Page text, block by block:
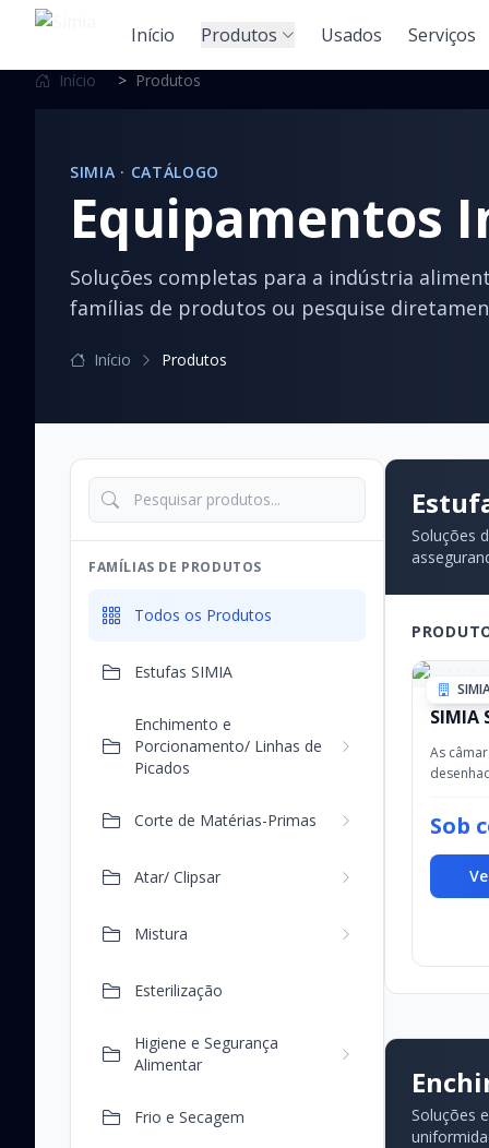
Início Produtos Usados Serviços
Início > Produtos
SIMIA · CATÁLOGO
Equipamentos
Soluções completas para a indústria
famílias de produtos ou pesquise
Início Produtos
FAMÍLIAS DE PRODUTOS
Todos os Produtos
Estufas SIMIA
Enchimento e
Porcionamento/ Linhas de
Picados
Corte de Matérias-Primas
Atar/ Clipsar
Mistura
Esterilização
Higiene e Segurança
Alimentar
Frio e Secagem
Soluções
SIMIA
As
carne,
Sob
Soluções